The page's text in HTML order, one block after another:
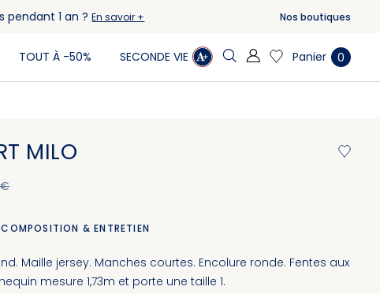
pendant 1 an ?En savoir + Nos boutiques
TOUT À -50% SECONDE VIE Panier 0
MILO
Maille jersey. Manches courtes. Encolure ronde. Fentes aux
mesure 1,73m et porte une taille 1.
COMPOSITION & ENTRETIEN